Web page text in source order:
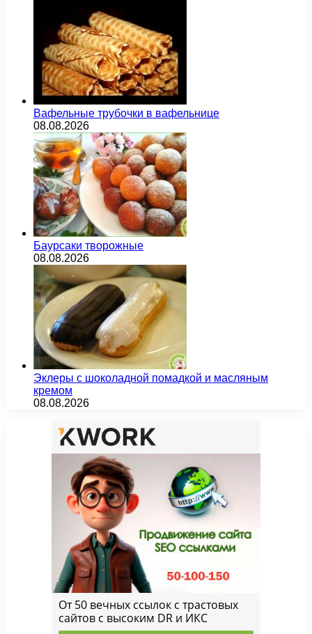
Вафельные трубочки в вафельнице
08.08.2026
Баурсаки творожные
08.08.2026
Эклеры с шоколадной помадкой и масляным
кремом
08.08.2026